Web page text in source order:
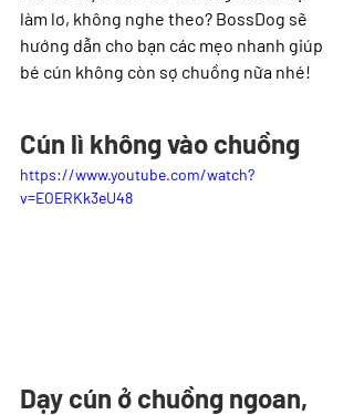
làm lơ, không nghe theo? BossDog sẽ
hướng dẫn cho bạn các mẹo nhanh giúp
bé cún không còn sợ chuồng nữa nhé!
Cún lì không vào chuồng
https://www.youtube.com/watch?
v=EOERKk3eU48
Dạy cún ở chuồng ngoan,